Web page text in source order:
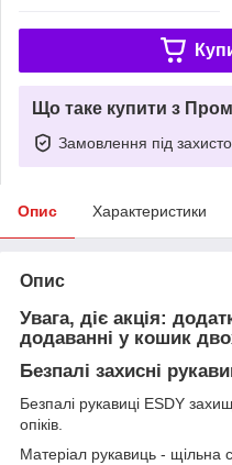
Що таке купити з
Замовлення під
Опис Характеристики
Опис
Увага, діє акція:
додаванні у кошик
Безпалі захисні
Безпалі рукавиці ESDY
опіків.
Матеріал рукавиць -